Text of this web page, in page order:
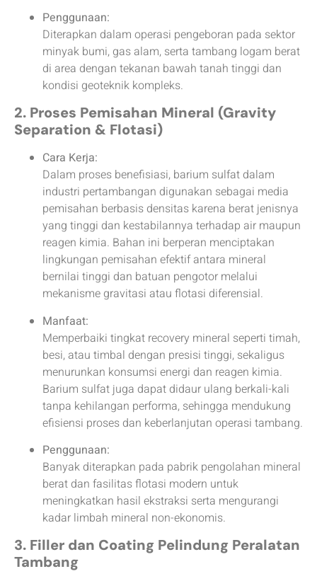
Penggunaan:
Diterapkan dalam operasi pengeboran pada sektor
minyak bumi, gas alam, serta tambang logam berat
di area dengan tekanan bawah tanah tinggi dan
kondisi geoteknik kompleks.
2. Proses Pemisahan Mineral (Gravity
Separation & Flotasi)
Cara Kerja:
Dalam proses benefisiasi, barium sulfat dalam
industri pertambangan digunakan sebagai media
pemisahan berbasis densitas karena berat jenisnya
yang tinggi dan kestabilannya terhadap air maupun
reagen kimia. Bahan ini berperan menciptakan
lingkungan pemisahan efektif antara mineral
bernilai tinggi dan batuan pengotor melalui
mekanisme gravitasi atau flotasi diferensial.
Manfaat:
Memperbaiki tingkat recovery mineral seperti timah,
besi, atau timbal dengan presisi tinggi, sekaligus
menurunkan konsumsi energi dan reagen kimia.
Barium sulfat juga dapat didaur ulang berkali-kali
tanpa kehilangan performa, sehingga mendukung
efisiensi proses dan keberlanjutan operasi tambang.
Penggunaan:
Banyak diterapkan pada pabrik pengolahan mineral
berat dan fasilitas flotasi modern untuk
meningkatkan hasil ekstraksi serta mengurangi
kadar limbah mineral non-ekonomis.
3. Filler dan Coating Pelindung Peralatan
Tambang